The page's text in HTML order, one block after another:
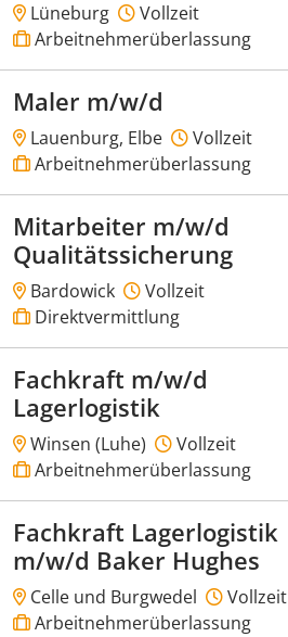
Lüneburg
Vollzeit
Arbeitnehmerüberlassung
Maler m/w/d
Lauenburg, Elbe
Vollzeit
Arbeitnehmerüberlassung
Mitarbeiter m/w/d
Qualitätssicherung
Bardowick
Vollzeit
Direktvermittlung
Fachkraft m/w/d
Lagerlogistik
Winsen (Luhe)
Vollzeit
Arbeitnehmerüberlassung
Fachkraft Lagerlogistik
m/w/d Baker Hughes
Celle und Burgwedel
Vollzeit
Arbeitnehmerüberlassung